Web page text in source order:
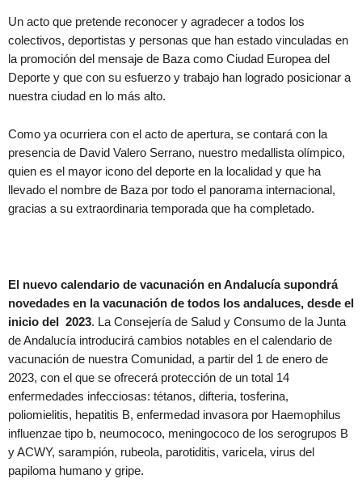
Un acto que pretende reconocer y agradecer a todos los
colectivos, deportistas y personas que han estado vinculadas en
la promoción del mensaje de Baza como Ciudad Europea del
Deporte y que con su esfuerzo y trabajo han logrado posicionar a
nuestra ciudad en lo más alto.
Como ya ocurriera con el acto de apertura, se contará con la
presencia de David Valero Serrano, nuestro medallista olímpico,
quien es el mayor icono del deporte en la localidad y que ha
llevado el nombre de Baza por todo el panorama internacional,
gracias a su extraordinaria temporada que ha completado.
El nuevo calendario de vacunación en Andalucía supondrá
novedades en la vacunación de todos los andaluces, desde el
inicio del 2023. La Consejería de Salud y Consumo de la Junta
de Andalucía introducirá cambios notables en el calendario de
vacunación de nuestra Comunidad, a partir del 1 de enero de
2023, con el que se ofrecerá protección de un total 14
enfermedades infecciosas: tétanos, difteria, tosferina,
poliomielitis, hepatitis B, enfermedad invasora por Haemophilus
influenzae tipo b, neumococo, meningococo de los serogrupos B
y ACWY, sarampión, rubeola, parotiditis, varicela, virus del
papiloma humano y gripe.